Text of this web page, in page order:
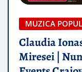
MUZICA
Claudia
Miresei |